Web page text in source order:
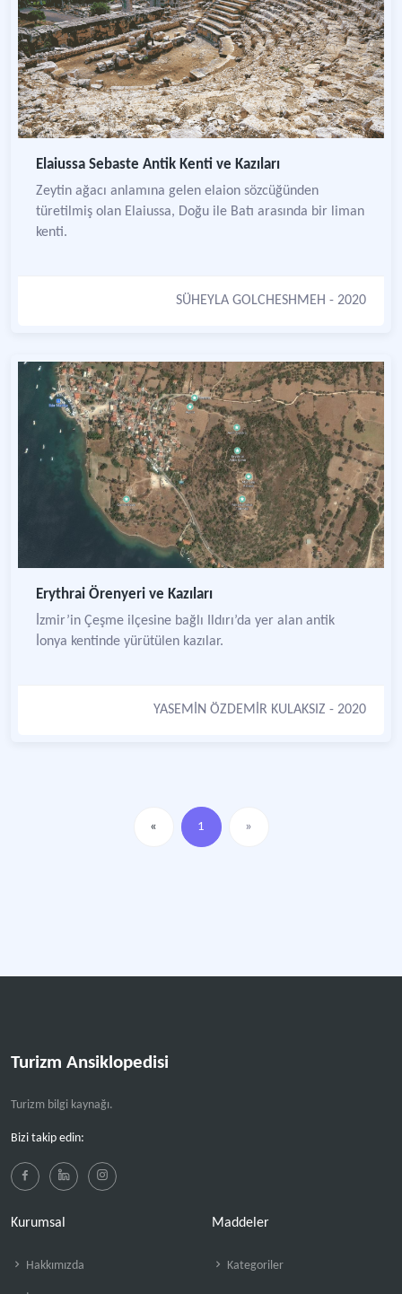
Elaiussa Sebaste Antik Kenti ve Kazıları
Zeytin ağacı anlamına gelen elaion sözcüğünden
türetilmiş olan Elaiussa, Doğu ile Batı arasında bir liman
kenti.
SÜHEYLA GOLCHESHMEH - 2020
Erythrai Örenyeri ve Kazıları
İzmir’in Çeşme ilçesine bağlı Ildırı’da yer alan antik
İonya kentinde yürütülen kazılar.
YASEMİN ÖZDEMİR KULAKSIZ - 2020
« 1 »
Turizm Ansiklopedisi
Turizm bilgi kaynağı.
Bizi takip edin:
Kurumsal
Hakkımızda
Maddeler
Kategoriler